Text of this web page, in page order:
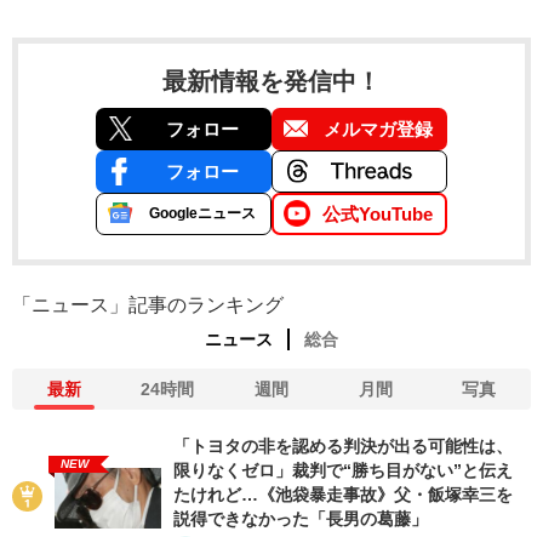
最新情報を発信中！
フォロー メルマガ登録
フォロー
Googleニュース 公式YouTube
「ニュース」記事のランキング
ニュース 総合
最新 24時間 週間 月間 写真
NEW
「トヨタの非を認める判決が出る可能性は、
限りなくゼロ」裁判で“勝ち目がない”と伝え
たけれど…《池袋暴走事故》父・飯塚幸三を
説得できなかった「長男の葛藤」